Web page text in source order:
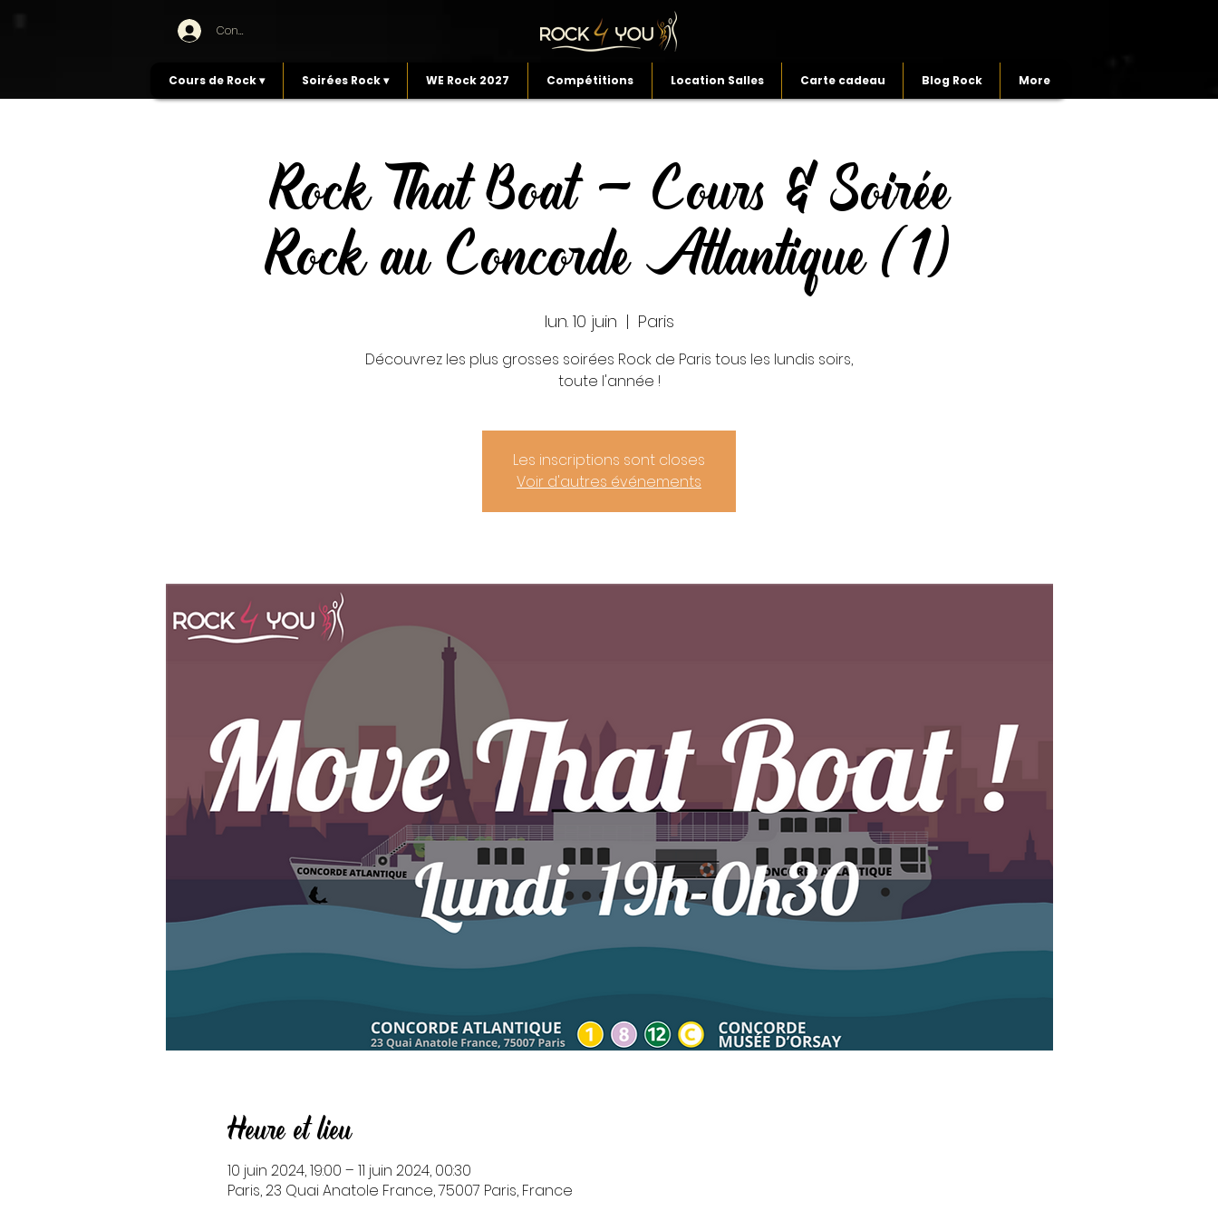
Connexion
Cours de Rock ▾ Soirées Rock ▾ WE Rock 2027 Compétitions Location Salles Carte cadeau Blog Rock More
Rock That Boat - Cours & Soirée
Rock au Concorde Atlantique (1)
lun. 10 juin
  |
Paris
Découvrez les plus grosses soirées Rock de Paris tous les lundis soirs,
toute l'année !
Les inscriptions sont closes
Voir d'autres événements
Heure et lieu
10 juin 2024, 19:00 – 11 juin 2024, 00:30
Paris, 23 Quai Anatole France, 75007 Paris, France